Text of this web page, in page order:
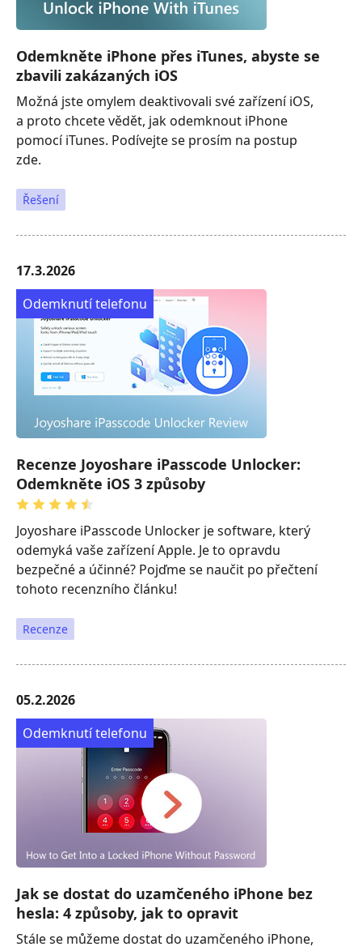
Odemkněte iPhone přes iTunes, abyste se
zbavili zakázaných iOS
Možná jste omylem deaktivovali své zařízení iOS,
a proto chcete vědět, jak odemknout iPhone
pomocí iTunes. Podívejte se prosím na postup
zde.
Řešení
Odemknutí telefonu
Recenze Joyoshare iPasscode Unlocker:
Odemkněte iOS 3 způsoby
Joyoshare iPasscode Unlocker je software, který
odemyká vaše zařízení Apple. Je to opravdu
bezpečné a účinné? Pojďme se naučit po přečtení
tohoto recenzního článku!
Recenze
17.3.2026
Odemknutí telefonu
Jak se dostat do uzamčeného iPhone bez
hesla: 4 způsoby, jak to opravit
Stále se můžeme dostat do uzamčeného iPhone,
05.2.2026